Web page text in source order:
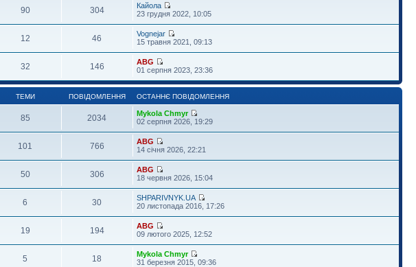
90 304
Кайола
23 грудня 2022, 10:05
12 46
Vognejar
15 травня 2021, 09:13
32 146
ABG
01 серпня 2023, 23:36
ТЕМИ ПОВІДОМЛЕННЯ ОСТАННЄ ПОВІДОМЛЕННЯ
85 2034
Mykola Chmyr
02 серпня 2026, 19:29
101 766
ABG
14 січня 2026, 22:21
50 306
ABG
18 червня 2026, 15:04
6 30
SHPARIVNYK.UA
20 листопада 2016, 17:26
19 194
ABG
09 лютого 2025, 12:52
5 18
Mykola Chmyr
31 березня 2015, 09:36